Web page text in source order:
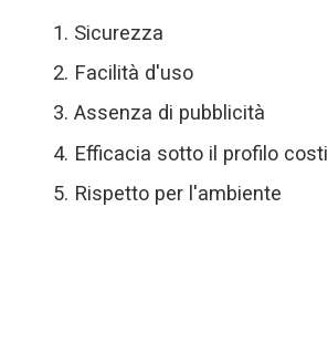
Sicurezza
Facilità d'uso
Assenza di pubblicità
Efficacia sotto il profilo costi
Rispetto per l'ambiente